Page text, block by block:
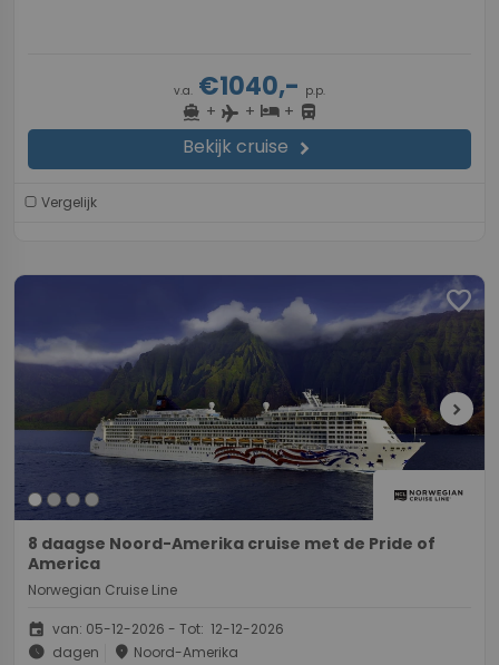
v.a. €1040,- p.p.
directions_boat + flight + hotel+ directions_bus
Bekijk cruise chevron_right
Vergelijk
favorite
chevron_right
8 daagse Noord-Amerika cruise met de Pride of
America
Norwegian Cruise Line
event van: 05-12-2026 - Tot: 12-12-2026
schedule dagen place Noord-Amerika